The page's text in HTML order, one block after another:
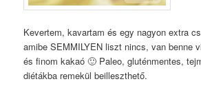
Kevertem, kavartam és egy nagyon extra
amibe SEMMILYEN liszt nincs, van benne
és finom kakaó 🙂 Paleo, gluténmentes,
diétákba remekül beilleszthető.